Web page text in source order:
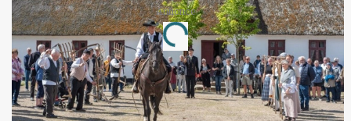
Annonce
Loading...
Jobs